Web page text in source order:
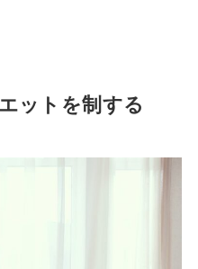
ットを制する